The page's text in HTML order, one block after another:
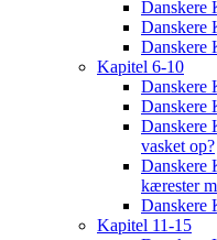
Danskere
Danskere
Danskere
Kapitel 6-10
Danskere
Danskere
Danskere
vasket op?
Danskere
kærester
Danskere
Kapitel 11-15